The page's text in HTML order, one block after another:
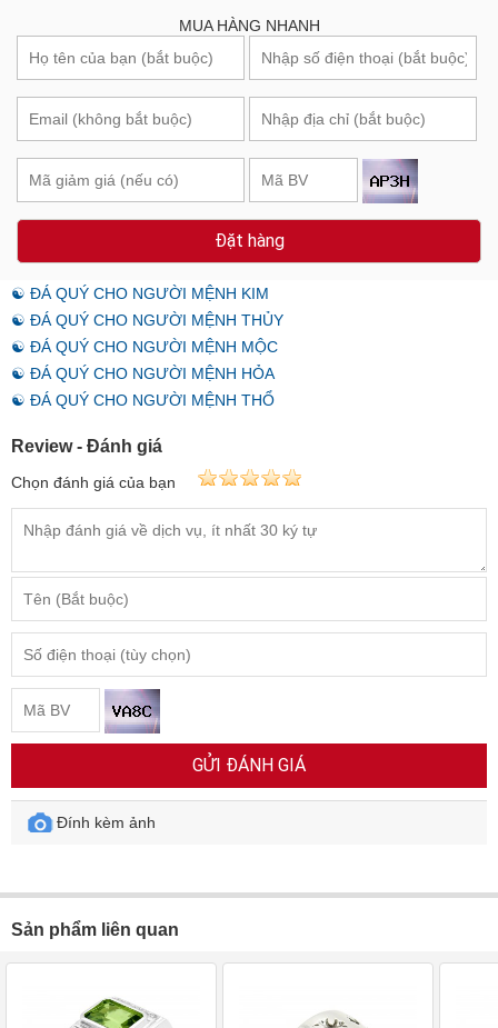
MUA HÀNG NHANH
Đặt hàng
☯ ĐÁ QUÝ CHO NGƯỜI MỆNH KIM
☯ ĐÁ QUÝ CHO NGƯỜI MỆNH THỦY
☯ ĐÁ QUÝ CHO NGƯỜI MỆNH MỘC
☯ ĐÁ QUÝ CHO NGƯỜI MỆNH HỎA
☯ ĐÁ QUÝ CHO NGƯỜI MỆNH THỔ
Review - Đánh giá
Chọn đánh giá của bạn
GỬI ĐÁNH GIÁ
Đính kèm ảnh
Sản phẩm liên quan